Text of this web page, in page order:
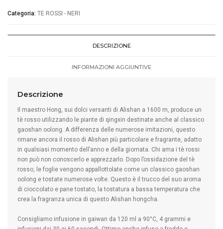
Categoria: TE ROSSI - NERI
DESCRIZIONE
INFORMAZIONI AGGIUNTIVE
Descrizione
Il maestro Hong, sui dolci versanti di Alishan a 1600 m, produce un
tè rosso utilizzando le piante di qingxin destinate anche al classico
gaoshan oolong. A differenza delle numerose imitazioni, questo
rimane ancora il rosso di Alishan più particolare e fragrante, adatto
in qualsiasi momento dell’anno e della giornata. Chi ama i tè rossi
non può non conoscerlo e apprezzarlo. Dopo l’ossidazione del tè
rosso, le foglie vengono appallottolate come un classico gaoshan
oolong e tostate numerose volte. Questo è il trucco del suo aroma
di cioccolato e pane tostato, la tostatura a bassa temperatura che
crea la fragranza unica di questo Alishan hongcha.
Consigliamo infusione in gaiwan da 120 ml a 90°C, 4 grammi e